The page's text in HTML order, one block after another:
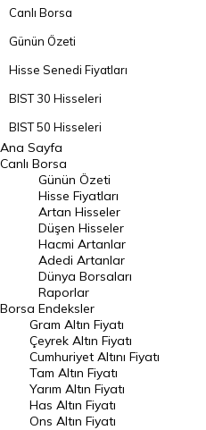
Canlı Borsa
Günün Özeti
Hisse Senedi Fiyatları
BIST 30 Hisseleri
BIST 50 Hisseleri
BIST 100 Hisseleri
En Çok Artan Hisseler
En Çok Düşen Hisseler
Hacmi Artanlar
Geçmiş Kapanışlar
Dünya Borsaları
Raporlar
Endeksler
DÖVİZ
Döviz Kuru
Ana Sayfa
Canlı Borsa
Borsa
Günün Özeti
Hisse Fiyatları
Artan Hisseler
Düşen Hisseler
Hacmi Artanlar
Adedi Artanlar
Dünya Borsaları
Raporlar
Endeksler
Gram Altın Fiyatı
Çeyrek Altın Fiyatı
Cumhuriyet Altını Fiyatı
Tam Altın Fiyatı
Yarım Altın Fiyatı
Has Altın Fiyatı
Ons Altın Fiyatı